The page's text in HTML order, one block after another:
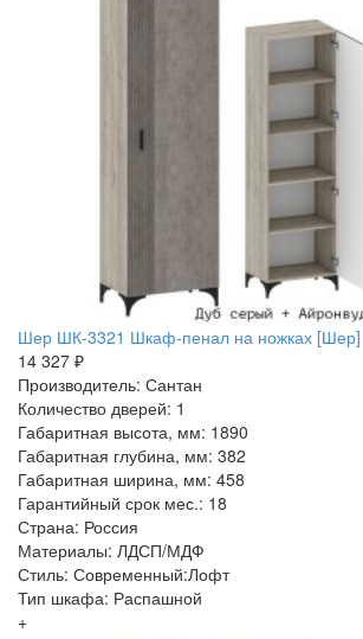
Шер ШК-3321 Шкаф-пенал на ножках [Шер]
14 327 ₽
Производитель: Сантан
Количество дверей: 1
Габаритная высота, мм: 1890
Габаритная глубина, мм: 382
Габаритная ширина, мм: 458
Гарантийный срок мес.: 18
Страна: Россия
Материалы: ЛДСП/МДФ
Стиль: Современный:Лофт
Тип шкафа: Распашной
+